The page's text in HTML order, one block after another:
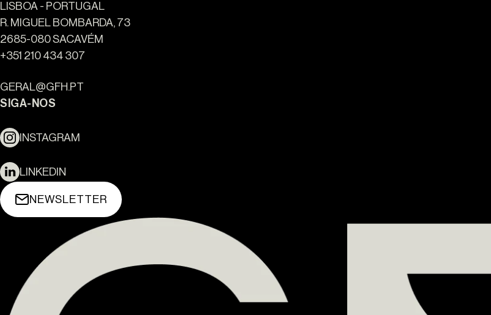
LISBOA - PORTUGAL
R. MIGUEL BOMBARDA, 73
2685-080 SACAVÉM
+351 210 434 307
GERAL@GFH.PT
SIGA-NOS
INSTAGRAM
LINKEDIN
NEWSLETTER